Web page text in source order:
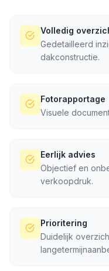
Volledig
Gedetailleerd
dakconstructie.
Fotorapportage
Visuele
Eerlijk advies
Objectief en
verkoopdruk.
Prioritering
Duidelijk